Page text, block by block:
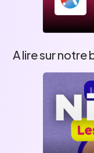
A lire sur notre